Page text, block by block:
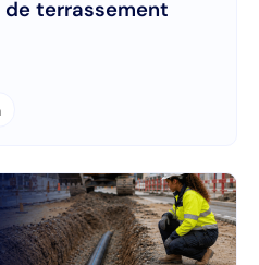
de terrassement